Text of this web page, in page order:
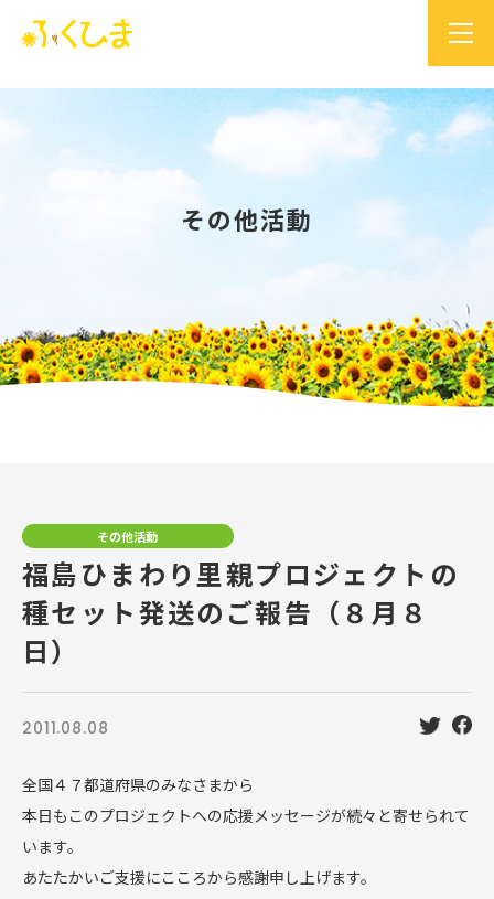
その他活動
その他活動
福島ひまわり里親プロジェクトの
種セット発送のご報告（８月８
日）
2011.08.08
全国４７都道府県のみなさまから
本日もこのプロジェクトへの応援メッセージが続々と寄せられて
います。
あたたかいご支援にこころから感謝申し上げます。